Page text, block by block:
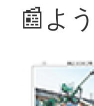
📰よ